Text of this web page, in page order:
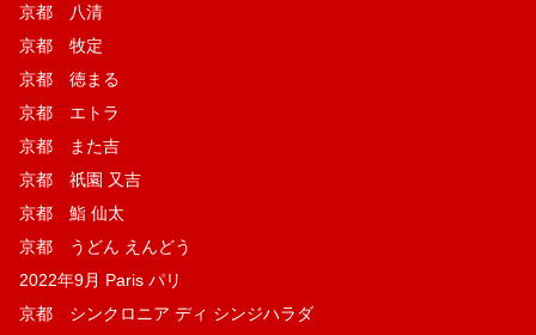
京都 八清
京都 牧定
京都 徳まる
京都 エトラ
京都 また吉
京都 祇園 又吉
京都 鮨 仙太
京都 うどん えんどう
2022年9月 Paris パリ
京都 シンクロニア ディ シンジハラダ